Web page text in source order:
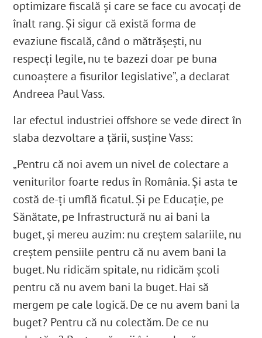
optimizare fiscală și care se face cu avocați de
înalt rang. Și sigur că există forma de
evaziune fiscală, când o mătrășești, nu
respecți legile, nu te bazezi doar pe buna
cunoaștere a fisurilor legislative”, a declarat
Andreea Paul Vass.
Iar efectul industriei offshore se vede direct în
slaba dezvoltare a țării, susține Vass:
„Pentru că noi avem un nivel de colectare a
veniturilor foarte redus în România. Și asta te
costă de-ți umflă ficatul. Și pe Educație, pe
Sănătate, pe Infrastructură nu ai bani la
buget, și mereu auzim: nu creștem salariile, nu
creștem pensiile pentru că nu avem bani la
buget. Nu ridicăm spitale, nu ridicăm școli
pentru că nu avem bani la buget. Hai să
mergem pe cale logică. De ce nu avem bani la
buget? Pentru că nu colectăm. De ce nu